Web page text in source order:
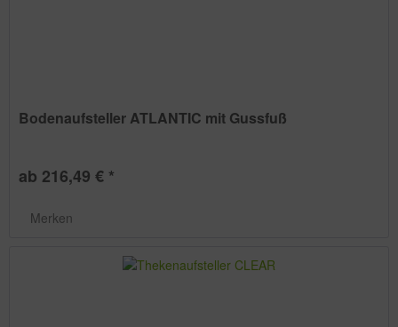
Bodenaufsteller ATLANTIC mit Gussfuß
ab 216,49 € *
Merken